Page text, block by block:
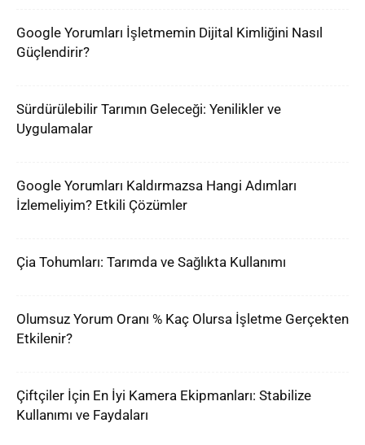
Google Yorumları İşletmemin Dijital Kimliğini Nasıl
Güçlendirir?
Sürdürülebilir Tarımın Geleceği: Yenilikler ve
Uygulamalar
Google Yorumları Kaldırmazsa Hangi Adımları
İzlemeliyim? Etkili Çözümler
Çia Tohumları: Tarımda ve Sağlıkta Kullanımı
Olumsuz Yorum Oranı % Kaç Olursa İşletme Gerçekten
Etkilenir?
Çiftçiler İçin En İyi Kamera Ekipmanları: Stabilize
Kullanımı ve Faydaları